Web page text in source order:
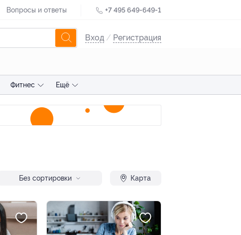
Вопросы и ответы +7 495 649-649-1
Вход / Регистрация
Фитнес Ещё
Без сортировки Карта